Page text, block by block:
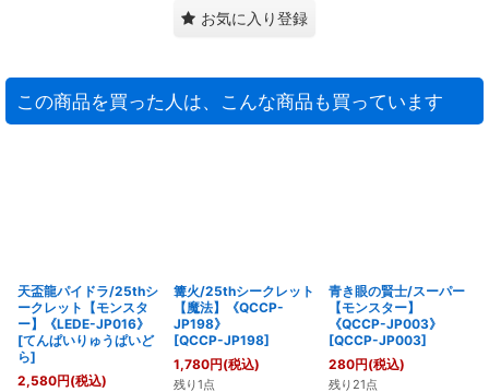
お気に入り登録
この商品を買った人は、こんな商品も買っています
天盃龍パイドラ/25thシ
ークレット【モンスタ
ー】《LEDE-JP016》
[てんぱいりゅうぱいど
ら]
2,580円(税込)
篝火/25thシークレット
【魔法】《QCCP-
JP198》
[QCCP-JP198]
1,780円(税込)
残り1点
青き眼の賢士/スーパー
【モンスター】
《QCCP-JP003》
[QCCP-JP003]
280円(税込)
残り21点